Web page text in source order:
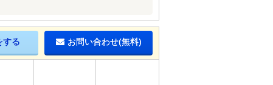
する お問い合わせ(無料)